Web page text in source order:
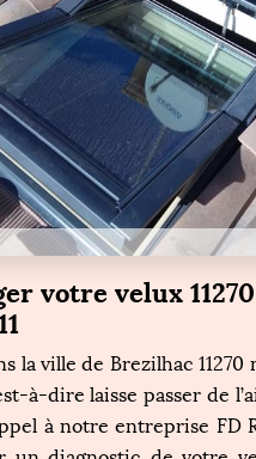
votre velux
la ville de Brezilhac 11270
à-dire laisse passer de
à notre entreprise FD